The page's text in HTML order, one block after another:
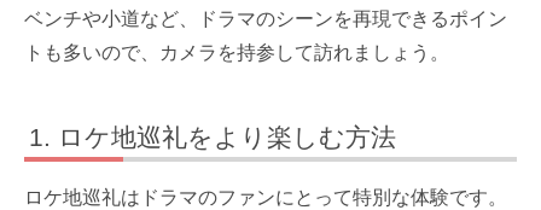
ベンチや小道など、ドラマのシーンを再現できるポイン
トも多いので、カメラを持参して訪れましょう。
ロケ地巡礼をより楽しむ方法
ロケ地巡礼はドラマのファンにとって特別な体験です。